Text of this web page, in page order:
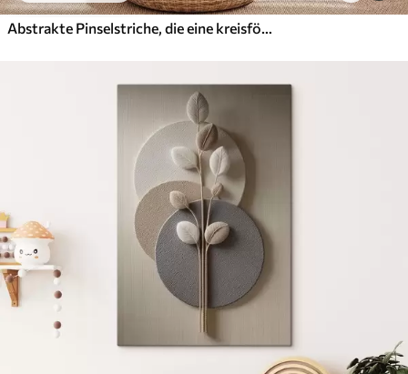
Abstrakte Pinselstriche, die eine kreisförmige Form bilden, strukturierte moderne Kunst